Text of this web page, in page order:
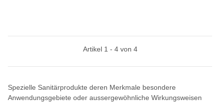
Artikel 1 - 4 von 4
Spezielle Sanitärprodukte deren Merkmale besondere
Anwendungsgebiete oder aussergewöhnliche Wirkungsweisen